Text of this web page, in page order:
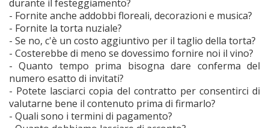
durante il festeggiamento?
- Fornite anche addobbi floreali, decorazioni e musica?
- Fornite la torta nuziale?
- Se no, c'è un costo aggiuntivo per il taglio della torta?
- Costerebbe di meno se dovessimo fornire noi il vino?
- Quanto tempo prima bisogna dare conferma del
numero esatto di invitati?
- Potete lasciarci copia del contratto per consentirci di
valutarne bene il contenuto prima di firmarlo?
- Quali sono i termini di pagamento?